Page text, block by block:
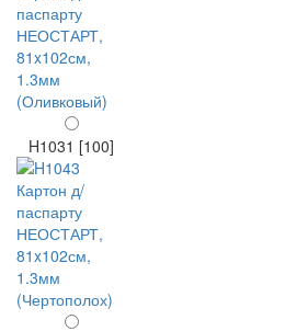
H1031 [100]